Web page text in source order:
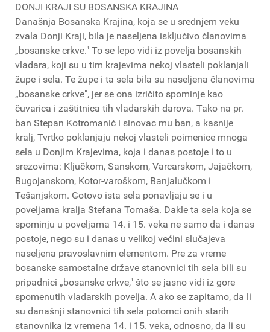
DONJI KRAJI SU BOSANSKA KRAJINA
Današnja Bosanska Krajina, koja se u srednjem veku
zvala Donji Kraji, bila je naseljena isključivo članovima
„bosanske crkve." To se lepo vidi iz povelja bosanskih
vladara, koji su u tim krajevima nekoj vlasteli poklanjali
župe i sela. Te župe i ta sela bila su naseljena članovima
„bosanske crkve", jer se ona izričito spominje kao
čuvarica i zaštitnica tih vladarskih darova. Tako na pr.
ban Stepan Kotromanić i sinovac mu ban, a kasnije
kralj, Tvrtko poklanjaju nekoj vlasteli poimenice mnoga
sela u Donjim Krajevima, koja i danas postoje i to u
srezovima: Ključkom, Sanskom, Varcarskom, Jajačkom,
Bugojanskom, Kotor-varoškom, Banjalučkom i
Tešanjskom. Gotovo ista sela ponavljaju se i u
poveljama kralja Stefana Tomaša. Dakle ta sela koja se
spominju u poveljama 14. i 15. veka ne samo da i danas
postoje, nego su i danas u velikoj većini slučajeva
naseljena pravoslavnim elementom. Pre za vreme
bosanske samostalne države stanovnici tih sela bili su
pripadnici „bosanske crkve," što se jasno vidi iz gore
spomenutih vladarskih povelja. A ako se zapitamo, da li
su današnji stanovnici tih sela potomci onih starih
stanovnika iz vremena 14. i 15. veka, odnosno, da li su